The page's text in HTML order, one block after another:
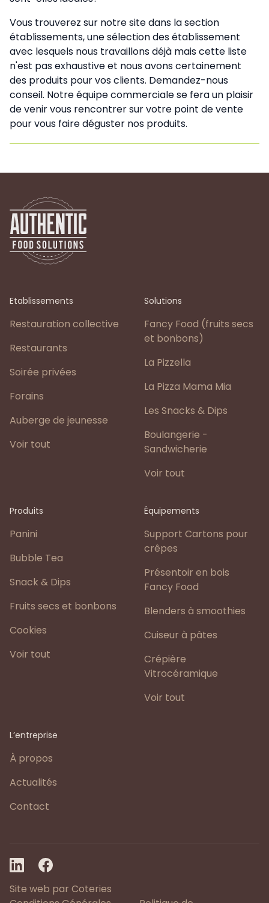
Vous trouverez sur notre site dans la section
établissements, une sélection des établissement
avec lesquels nous travaillons déjà mais cette liste
n'est pas exhaustive et nous avons certainement
des produits pour vos clients. Demandez-nous
conseil. Notre équipe commerciale se fera un plaisir
de venir vous rencontrer sur votre point de vente
pour vous faire déguster nos produits.
Etablissements
Restauration collective
Restaurants
Soirée privées
Forains
Auberge de jeunesse
Voir tout
Solutions
Fancy Food (fruits secs
et bonbons)
La Pizzella
La Pizza Mama Mia
Les Snacks & Dips
Boulangerie -
Sandwicherie
Voir tout
Produits
Panini
Bubble Tea
Snack & Dips
Fruits secs et bonbons
Cookies
Voir tout
Équipements
Support Cartons pour
crêpes
Présentoir en bois
Fancy Food
Blenders à smoothies
Cuiseur à pâtes
Crépière
Vitrocéramique
Voir tout
L’entreprise
À propos
Actualités
Contact
Site web par Coteries